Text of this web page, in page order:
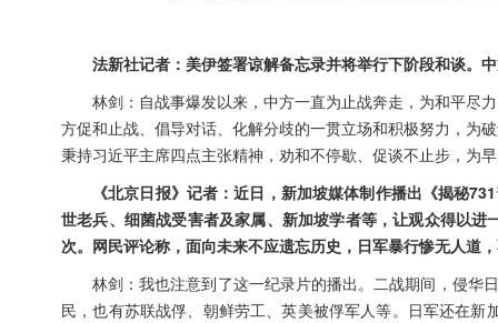
法新社记者：美伊签署谅解备忘录并将举行下阶段和谈。
林剑：自战事爆发以来，中方一直为止战奔走，为和平尽
方促和止战、倡导对话、化解分歧的一贯立场和积极努力，为
秉持习近平主席四点主张精神，劝和不停歇、促谈不止步，为
《北京日报》记者：近日，新加坡媒体制作播出《揭秘
世老兵、细菌战受害者及家属、新加坡学者等，让观众得以
次。网民评论称，面向未来不应遗忘历史，日军暴行惨无人道
林剑：我也注意到了这一纪录片的播出。二战期间，侵华
民，也有苏联战俘、朝鲜劳工、英美被俘军人等。日军还在